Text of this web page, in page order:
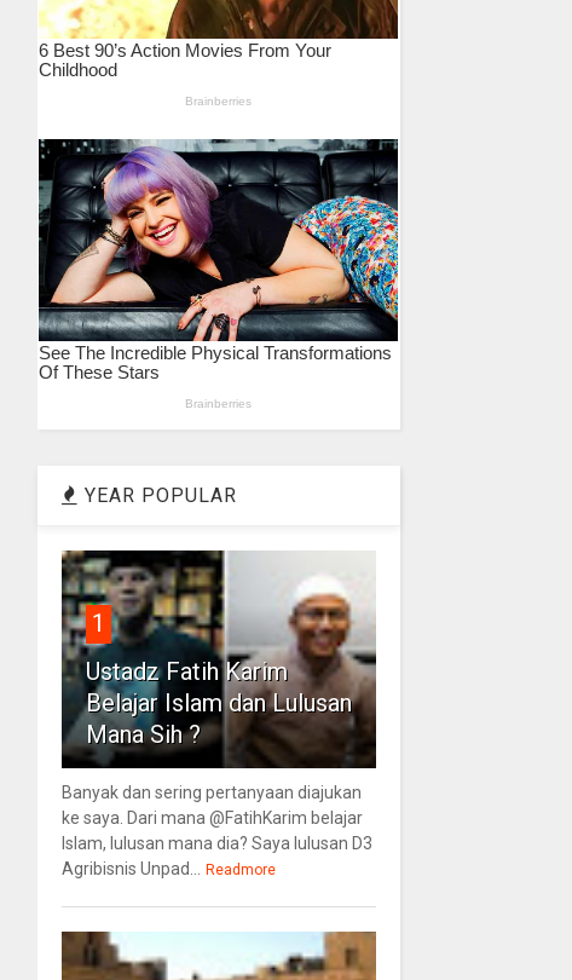
YEAR POPULAR
1
Ustadz Fatih Karim
Belajar Islam dan Lulusan
Mana Sih ?
Banyak dan sering pertanyaan diajukan
ke saya. Dari mana @FatihKarim belajar
Islam, lulusan mana dia? Saya lulusan D3
Agribisnis Unpad...
Readmore